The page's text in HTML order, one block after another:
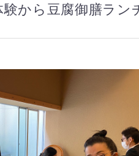
から豆腐御膳ラン